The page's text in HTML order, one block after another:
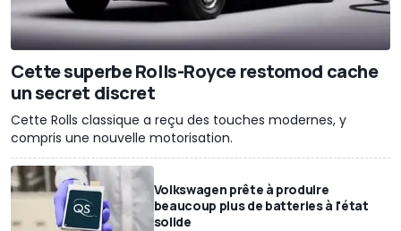
Cette superbe Rolls-Royce restomod cache
un secret discret
Cette Rolls classique a reçu des touches modernes, y
compris une nouvelle motorisation.
Volkswagen prête à produire
beaucoup plus de batteries à l'état
solide